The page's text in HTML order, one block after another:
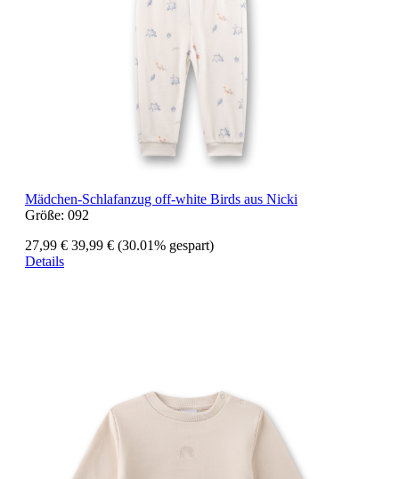
Mädchen-Schlafanzug off-white Birds aus Nicki
Größe: 092
27,99 € 39,99 € (30.01% gespart)
Details